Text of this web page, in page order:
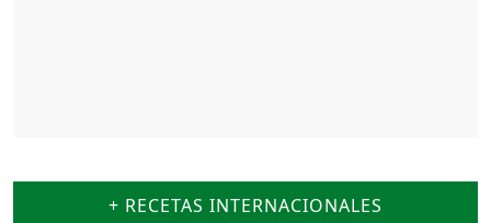
+ RECETAS INTERNACIONALES